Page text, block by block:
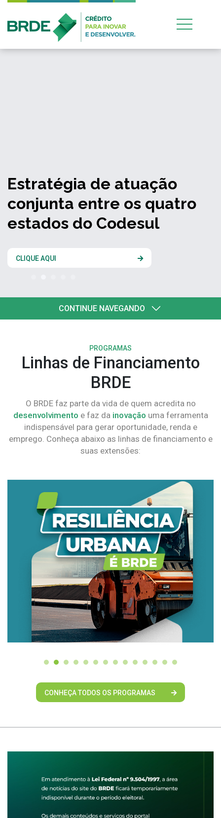
Estratégia de atuação
conjunta entre os quatro
estados do Codesul
CLIQUE AQUI
CONTINUE NAVEGANDO
PROGRAMAS
Linhas de Financiamento
BRDE
O BRDE faz parte da vida de quem acredita no
desenvolvimento e faz da inovação uma ferramenta
indispensável para gerar oportunidade, renda e
emprego. Conheça abaixo as linhas de financiamento e
suas extensões:
CONHEÇA TODOS OS PROGRAMAS